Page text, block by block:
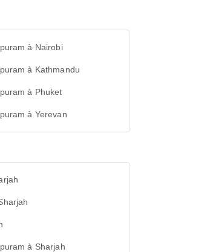
à Nairobi
à Kathmandu
à Phuket
à Yerevan
à Sharjah